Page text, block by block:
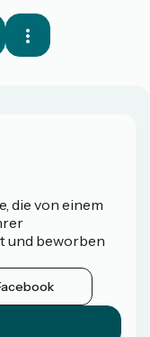
die von einem
und beworben